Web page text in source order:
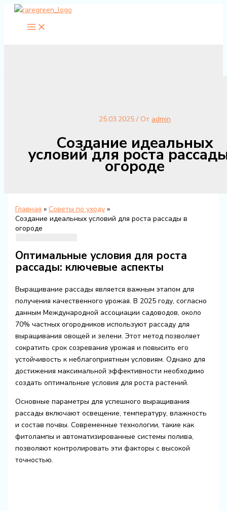
Перейти
содержимому
25.03.2025 / От admin
Создание идеальных
условий для роста
огороде
Главная
Советы по уходу
Создание идеальных условий для роста рассады в
огороде
Оптимальные условия для роста
рассады: ключевые аспекты
Выращивание рассады является важным этапом для
получения качественного урожая. В 2025 году, согласно
данным Международной ассоциации садоводов, около
70% частных огородников используют рассаду для
выращивания овощей и зелени. Этот метод позволяет
сократить срок созревания урожая и повысить его
устойчивость к неблагоприятным условиям. Однако для
достижения максимальной эффективности необходимо
создать оптимальные условия для роста растений.
Основные параметры для успешного выращивания
рассады включают освещение, температуру, влажность
и состав почвы. Современные технологии, такие как
фитолампы и автоматизированные системы полива,
позволяют контролировать эти факторы с высокой
точностью.